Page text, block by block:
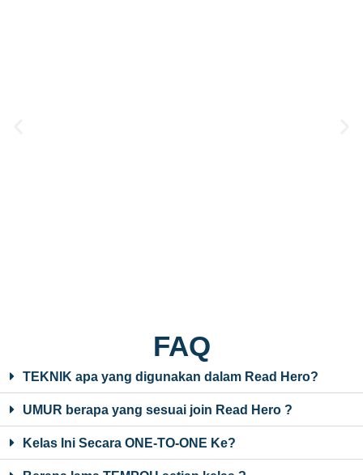
FAQ
TEKNIK apa yang digunakan dalam Read Hero?
UMUR berapa yang sesuai join Read Hero ?
Kelas Ini Secara ONE-TO-ONE Ke?